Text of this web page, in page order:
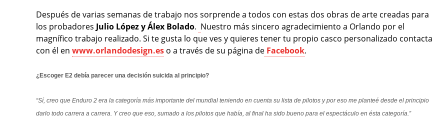
Después de varias semanas de trabajo nos sorprende a todos con estas dos obras de arte creadas para
los probadores Julio López y Álex Bolado. Nuestro más sincero agradecimiento a Orlando por el
magnífico trabajo realizado. Si te gusta lo que ves y quieres tener tu propio casco personalizado contacta
con él en www.orlandodesign.es o a través de su página de Facebook.
¿Escoger E2 debía parecer una decisión suicida al principio?
“Sí, creo que Enduro 2 era la categoría más importante del mundial teniendo en cuenta su lista de pilotos y por eso me planteé desde el principio
darlo todo carrera a carrera. Y creo que eso, sumado a los pilotos que había, al final ha sido bueno para el espectáculo en ésta categoría.”